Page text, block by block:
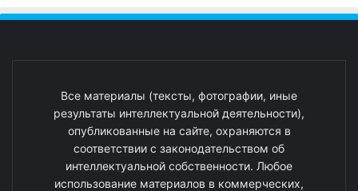
Все материалы (тексты, фотографии, иные
результаты интеллектуальной деятельности),
опубликованные на сайте, охраняются в
соответствии с законодательством об
интеллектуальной собственности. Любое
использование материалов в коммерческих,